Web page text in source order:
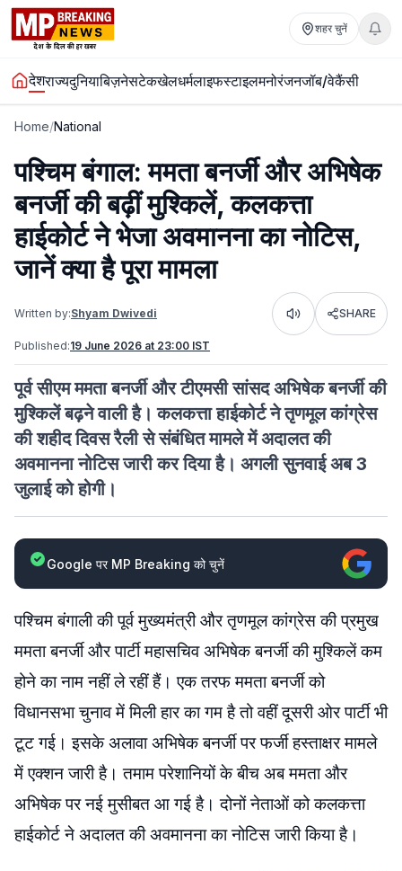
शहर चुनें
देशराज्यदुनियाबिज़नेसटेकखेलधर्मलाइफस्टाइलमनोरंजनजॉब/वेकैंसी
Home/National
पश्चिम बंगाल: ममता बनर्जी और अभिषेक
बनर्जी की बढ़ीं मुश्किलें, कलकत्ता
हाईकोर्ट ने भेजा अवमानना का नोटिस,
जानें क्या है पूरा मामला
Written by:Shyam Dwivedi Listen SHARE
Published:19 June 2026 at 23:00 IST
पूर्व सीएम ममता बनर्जी और टीएमसी सांसद अभिषेक बनर्जी की
मुश्किलें बढ़ने वाली है। कलकत्ता हाईकोर्ट ने तृणमूल कांग्रेस
की शहीद दिवस रैली से संबंधित मामले में अदालत की
अवमानना नोटिस जारी कर दिया है। अगली सुनवाई अब 3
जुलाई को होगी।
Google पर MP Breaking को चुनें
पश्चिम बंगाली की पूर्व मुख्यमंत्री और तृणमूल कांग्रेस की प्रमुख
ममता बनर्जी और पार्टी महासचिव ​अभिषेक बनर्जी की मुश्किलें कम
होने का नाम नहीं ले रहीं हैं। एक तरफ ममता बनर्जी को
विधानसभा चुनाव में मिली हार का गम है तो वहीं दूसरी ओर पार्टी भी
टूट गई। इसके अलावा अभिषेक बनर्जी पर फर्जी हस्ताक्षर मामले
में एक्शन जारी है। तमाम परेशानियों के बीच अब ममता और
अभिषेक पर नई मुसीबत आ गई है। दोनों नेताओं को कलकत्ता
हाईकोर्ट ने अदालत की अवमानना का नोटिस जारी किया है।